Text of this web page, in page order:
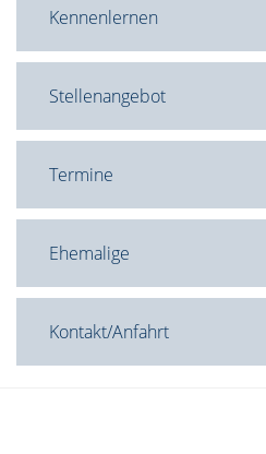
Kennenlernen
Stellenangebot
Termine
Ehemalige
Kontakt/Anfahrt